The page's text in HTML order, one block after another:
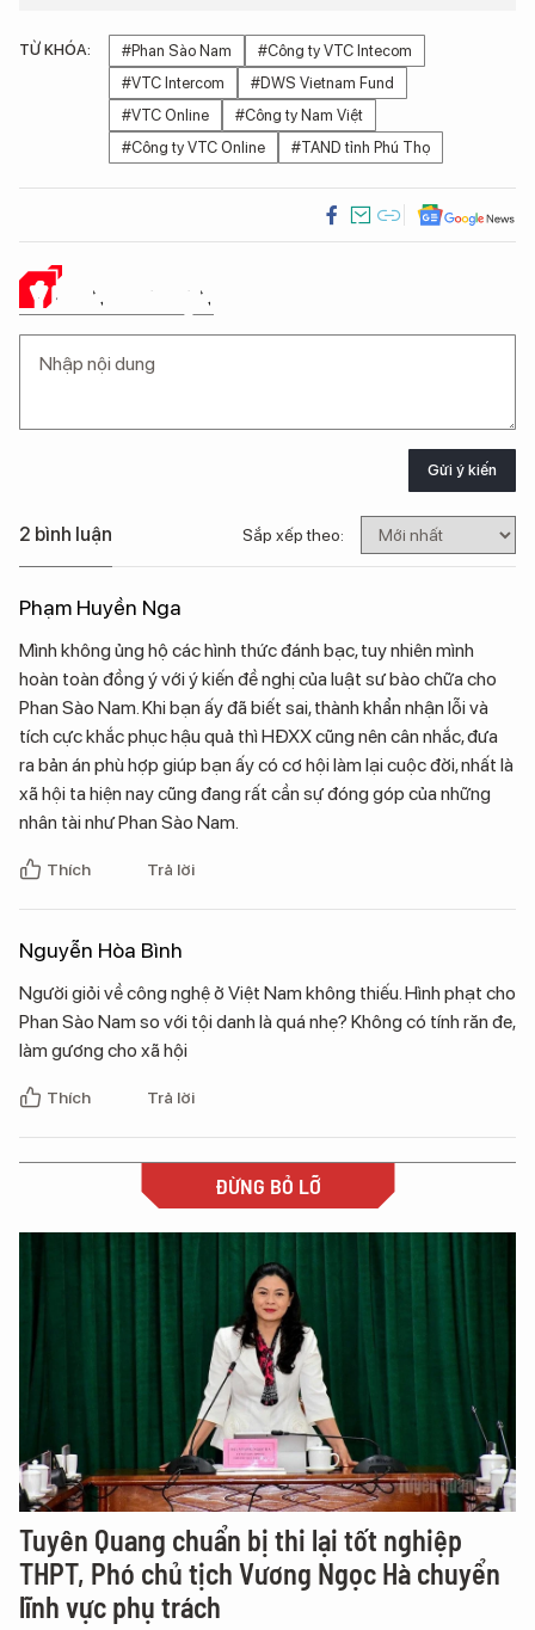
TỪ KHÓA: #Phan Sào Nam
#Công ty VTC Intecom
#VTC Intercom
#DWS Vietnam Fund
#VTC Online
#Công ty Nam Việt
#Công ty VTC Online
#TAND tỉnh Phú Thọ
Ý KIẾN CỦA BẠN
Gửi ý kiến
2 bình luận Sắp xếp theo:
Phạm Huyền Nga
Mình không ủng hộ các hình thức đánh bạc, tuy nhiên mình
hoàn toàn đồng ý với ý kiến đề nghị của luật sư bào chữa cho
Phan Sào Nam. Khi bạn ấy đã biết sai, thành khẩn nhận lỗi và
tích cực khắc phục hậu quả thì HĐXX cũng nên cân nhắc, đưa
ra bản án phù hợp giúp bạn ấy có cơ hội làm lại cuộc đời, nhất là
xã hội ta hiện nay cũng đang rất cần sự đóng góp của những
nhân tài như Phan Sào Nam.
Thích Trả lời
Nguyễn Hòa Bình
Người giỏi về công nghệ ở Việt Nam không thiếu. Hình phạt cho
Phan Sào Nam so với tội danh là quá nhẹ? Không có tính răn đe,
làm gương cho xã hội
Thích Trả lời
ĐỪNG BỎ LỠ
Tuyên Quang chuẩn bị thi lại tốt nghiệp
THPT, Phó chủ tịch Vương Ngọc Hà chuyển
lĩnh vực phụ trách